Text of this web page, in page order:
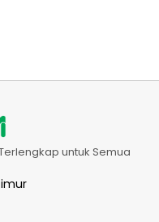
untuk Semua